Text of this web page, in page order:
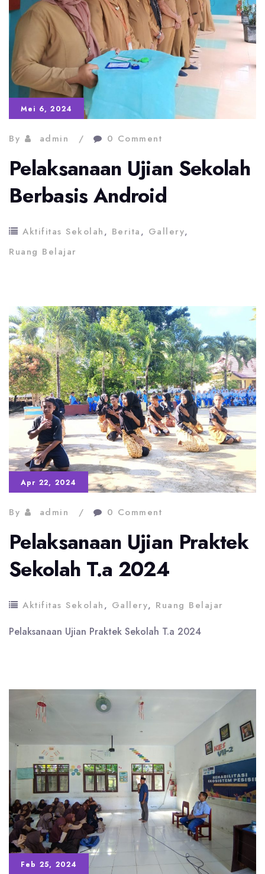
Mei 6, 2024
By admin 0 Comment
Pelaksanaan Ujian Sekolah
Berbasis Android
Aktifitas Sekolah, Berita, Gallery,
Ruang Belajar
Apr 22, 2024
By admin 0 Comment
Pelaksanaan Ujian Praktek
Sekolah T.a 2024
Aktifitas Sekolah, Gallery, Ruang Belajar
Pelaksanaan Ujian Praktek Sekolah T.a 2024
Feb 25, 2024